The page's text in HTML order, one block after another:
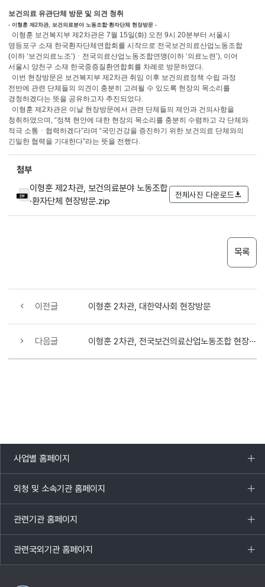
보건의료 유관단체 방문 및 의견 청취
- 이형훈 제2차관, 보건의료분야 노동조합·환자단체 현장방문 -
이형훈 보건복지부 제2차관은 7월 15일(화) 오전 9시 20분부터 서울시
영등포구 소재 한국환자단체연합회를 시작으로 전국보건의료산업노동조합
(이하 ‘보건의료노조’)ㆍ전국의료산업노동조합연맹(이하 ‘의료노련’), 이어
서울시 양천구 소재 한국중증질환연합회를 차례로 방문하였다.
이번 현장방문은 보건복지부 제2차관 취임 이후 보건의료정책 수립 과정
전반에 관련 단체들의 의견이 충분히 고려될 수 있도록 현장의 목소리를
경청하겠다는 뜻을 공유하고자 추진되었다.
이형훈 제2차관은 이날 현장방문에서 관련 단체들의 제안과 건의사항을
청취하였으며, “정책 현안에 대한 현장의 목소리를 충분히 수렴하고 각 단체와
적극 소통ㆍ협력하겠다”라며 “국민건강을 증진하기 위한 보건의료 단체와의
긴밀한 협력을 기대한다”라는 뜻을 전했다.
첨부
이형훈 제2차관, 보건의료분야 노동조합
·환자단체 현장방문.zip
전체사진 다운로드
목록
이전글 이형훈 2차관, 대한약사회 현장방문
다음글 이형훈 2차관, 전국보건의료산업노동조합 현장방문
사업별 홈페이지
목록
열기
외청 및 소속기관 홈페이지
목록
열기
관련기관 홈페이지
목록
열기
관련국외기관 홈페이지
목록
열기